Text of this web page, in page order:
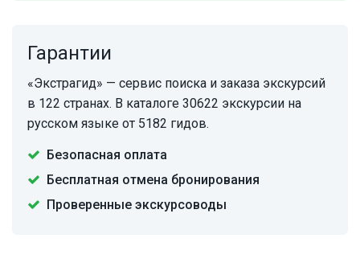
Гарантии
«Экстрагид» — сервис поиска и заказа экскурсий
в 122 странах. В каталоге 30622 экскурсии на
русском языке от 5182 гидов.
Безопасная оплата
Бесплатная отмена бронирования
Проверенные экскурсоводы